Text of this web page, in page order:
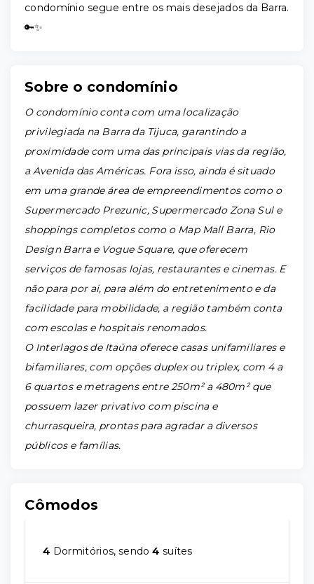
condomínio segue entre os mais desejados da Barra.
🔑✨
Sobre o condomínio
O condomínio conta com uma localização
privilegiada na Barra da Tijuca, garantindo a
proximidade com uma das principais vias da região,
a Avenida das Américas. Fora isso, ainda é situado
em uma grande área de empreendimentos como o
Supermercado Prezunic, Supermercado Zona Sul e
shoppings completos como o Map Mall Barra, Rio
Design Barra e Vogue Square, que oferecem
serviços de famosas lojas, restaurantes e cinemas. E
não para por ai, para além do entretenimento e da
facilidade para mobilidade, a região também conta
com escolas e hospitais renomados.
O Interlagos de Itaúna oferece casas unifamiliares e
bifamiliares, com opções duplex ou triplex, com 4 a
6 quartos e metragens entre 250m² a 480m² que
possuem lazer privativo com piscina e
churrasqueira, prontas para agradar a diversos
públicos e famílias.
Cômodos
4 Dormitórios, sendo4 suítes